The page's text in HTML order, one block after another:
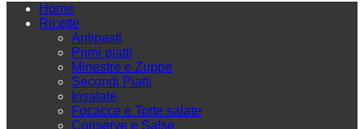
Home
Ricette
Antipasti
Primi piatti
Minestre e Zuppe
Secondi Piatti
Insalate
Focacce e Torte salate
Conserve e Salse